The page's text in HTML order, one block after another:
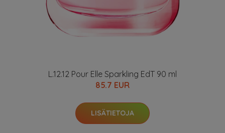
L.12.12 Pour Elle Sparkling EdT 90 ml
85.7 EUR
LISÄTIETOJA